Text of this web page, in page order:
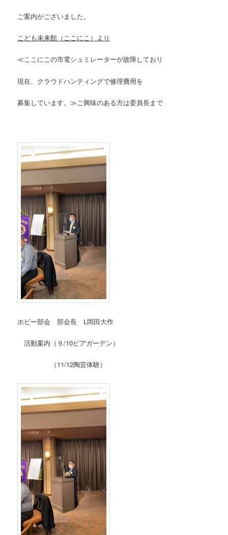
ご案内がございました。
こども未来館（ここにこ）より
≪ここにこの市電シュミレーターが故障しており
現在、クラウドハンティングで修理費用を
募集しています。≫ご興味のある方は委員長まで
ホビー部会 部会長 Ⅼ岡田大作
活動案内（９/10ビアガーデン）
（11/12陶芸体験）